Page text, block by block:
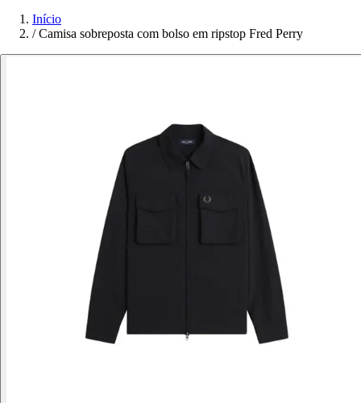
Início
/ Camisa sobreposta com bolso em ripstop Fred Perry